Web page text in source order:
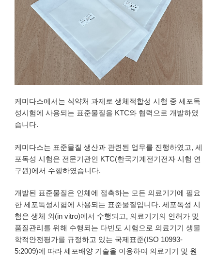
케미다스에서는 식약처 과제로 생체적합성 시험 중 세포독
성시험에 사용되는 표준물질을 KTC와 협력으로 개발하였
습니다.
케미다스는 표준물질 생산과 관련된 업무를 진행하였고, 세
포독성 시험은 전문기관인 KTC(한국기계전기전자 시험 연
구원)에서 수행하였습니다.
개발된 표준물질은 인체에 접촉하는 모든 의료기기에 필요
한 세포독성시험에 사용되는 표준물질입니다. 세포독성 시
험은 생체 외(in vitro)에서 수행되고, 의료기기의 인허가 및
품질관리를 위해 수행되는 다빈도 시험으로 의료기기 생물
학적안전평가를 규정하고 있는 국제표준(ISO 10993-
5:2009)에 따라 세포배양 기술을 이용하여 의료기기 및 원